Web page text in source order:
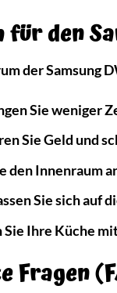
für den
der Samsung
Sie weniger
Sie Geld und
den Innenraum
Sie sich auf
Sie Ihre Küche
Fragen